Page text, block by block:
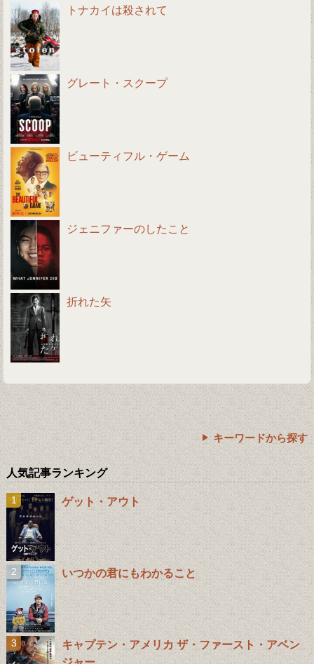
トナカイは殺されて
グレート・スクープ
ビューティフル・ゲーム
ジェニファーのしたこと
折れた矢
キーワードから探す
人気記事ランキング
ゲット・アウト
いつかの君にもわかること
キャプテン・アメリカ ザ・ファースト・アベン